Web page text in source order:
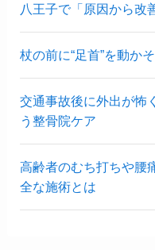
八王子で「原因から改
杖の前に“足首”を動かそ
交通事故後に外出が怖
う整骨院ケア
高齢者のむち打ちや腰
全な施術とは